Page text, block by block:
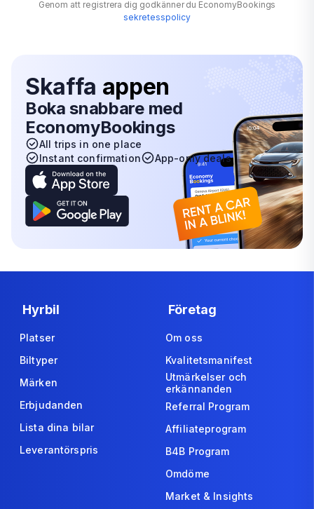
Genom att registrera dig godkänner du EconomyBookings
sekretesspolicy
Skaffa appen
Boka snabbare med
EconomyBookings
All trips in one place
Instant confirmation
App-only deals
Hyrbil
Platser
Biltyper
Märken
Erbjudanden
Lista dina bilar
Leverantörspris
Företag
Om oss
Kvalitetsmanifest
Utmärkelser och
erkännanden
Referral Program
Affiliateprogram
B4B Program
Omdöme
Market & Insights